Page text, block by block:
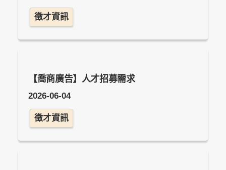
徵才資訊
【喬商廣告】人才招募需求
2026-06-04
徵才資訊